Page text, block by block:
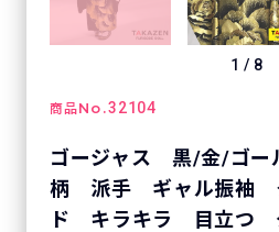
1 / 8
商品No.32104
ゴージャス 黒/金/ゴ
柄 派手 ギャル振袖
ド キラキラ 目立つ